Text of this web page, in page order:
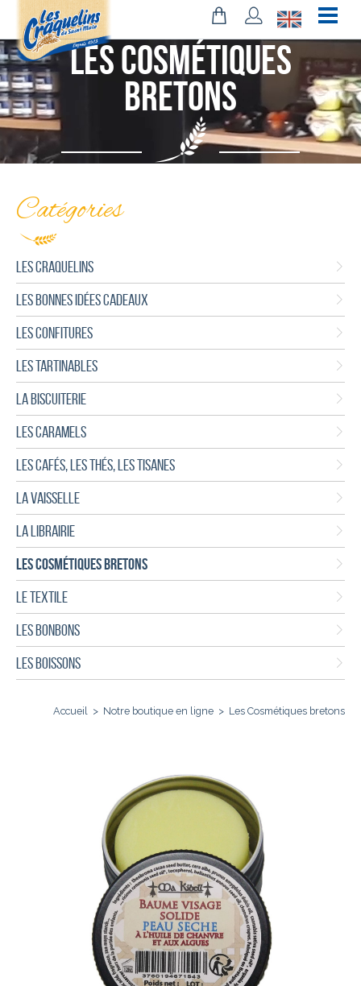
Les Cosmétiques
bretons
Catégories
LES CRAQUELINS
LES BONNES IDÉES CADEAUX
LES CONFITURES
LES TARTINABLES
LA BISCUITERIE
LES CARAMELS
LES CAFÉS, LES THÉS, LES TISANES
LA VAISSELLE
LA LIBRAIRIE
LES COSMÉTIQUES BRETONS
LE TEXTILE
LES BONBONS
LES BOISSONS
Accueil > Notre boutique en ligne > Les Cosmétiques bretons